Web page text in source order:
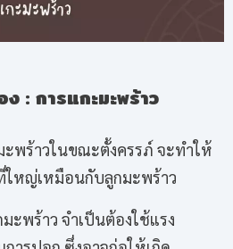
ง : การแกะมะพร้าว
ะพร้าวในขณะตั้งครรภ์ จะทำให้
หญ่เหมือนกับลูกมะพร้าว
ะพร้าว จำเป็นต้องใช้แรง